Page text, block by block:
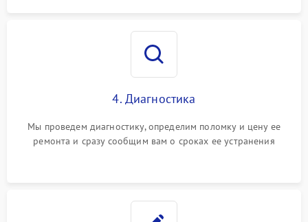
4. Диагностика
Мы проведем диагностику, определим поломку и цену ее
ремонта и сразу сообщим вам о сроках ее устранения